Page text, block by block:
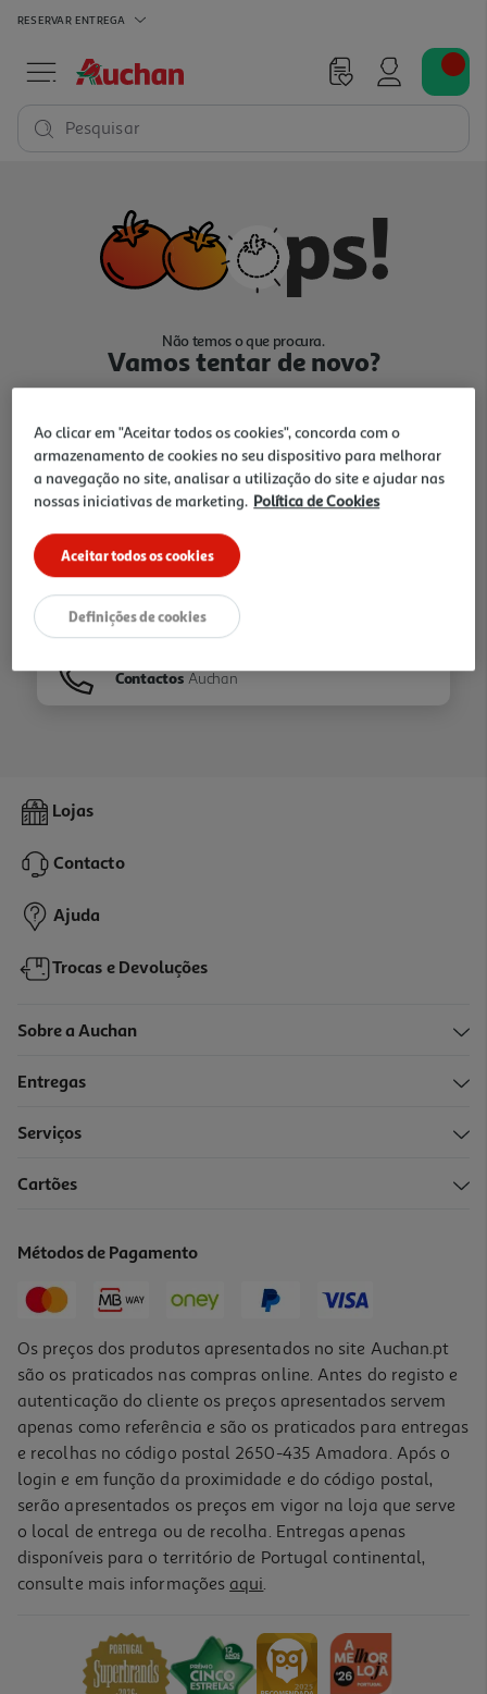
RESERVAR ENTREGA
Pesquisar
Não temos o que procura.
Vamos tentar de novo?
Ir para Homepage
Folhetos
Contactos Auchan
Lojas
Contacto
Ajuda
Trocas e Devoluções
Sobre a Auchan
Entregas
Serviços
Cartões
Métodos de Pagamento
Os preços dos produtos apresentados no site Auchan.pt
são os praticados nas compras online. Antes do registo e
autenticação do cliente os preços apresentados servem
apenas como referência e são os praticados para entregas
e recolhas no código postal 2650-435 Amadora. Após o
login e em função da proximidade e do código postal,
serão apresentados os preços em vigor na loja que serve
o local de entrega ou de recolha. Entregas apenas
disponíveis para o território de Portugal continental,
consulte mais informações aqui.
Ao clicar em "Aceitar todos os cookies", concorda com o
armazenamento de cookies no seu dispositivo para melhorar
a navegação no site, analisar a utilização do site e ajudar nas
nossas iniciativas de marketing. Política de Cookies
Aceitar todos os cookies
Definições de cookies